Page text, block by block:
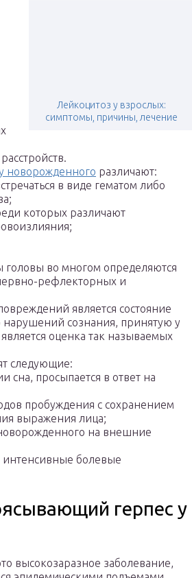
Лейкоцитоз у взрослых:
симптомы, причины, лечение
новорожденного различают:
в виде гематом либо
которых различают
во многом определяются
рефлекторных и
является состояние
сознания, принятую у
оценка так называемых
следующие:
просыпается в ответ на
пробуждения с сохранением
выражения лица;
на внешние
болевые
герпес у
высокозаразное заболевание,